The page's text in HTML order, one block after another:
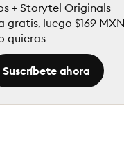
+ Storytel Originals
gratis, luego $169
quieras
Suscríbete ahora